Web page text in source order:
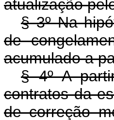
atualização
§ 3º Na
de
acumulado a
§ 4º A
contratos da
de correção